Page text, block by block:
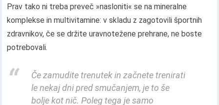
Prav tako ni treba preveč »nasloniti« se na mineralne
komplekse in multivitamine: v skladu z zagotovili športnih
zdravnikov, če se držite uravnotežene prehrane, ne boste
potrebovali.
Če zamudite trenutek in začnete trenirati
le nekaj dni pred smučanjem, je to še
bolje kot nič. Poleg tega je samo